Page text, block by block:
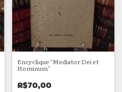
Encyclique "Mediator Dei et
Hominum"
R$70,00